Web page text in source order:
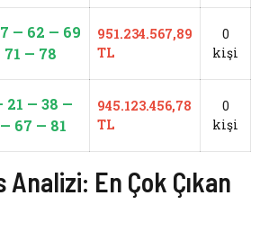
— 62 — 69
71 — 78
951.234.567,89
TL
0
kişi
21 — 38 —
67 — 81
945.123.456,78
TL
0
kişi
Analizi: En Çok Çıkan